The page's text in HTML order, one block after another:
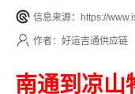
信息来源：https://
作者：好运吉通供应链
南通到凉山